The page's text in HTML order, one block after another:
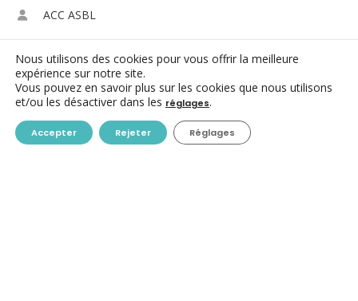
ACC ASBL
Avenue des Arts 7-8
1210 Bruxelles
Nous utilisons des cookies pour vous offrir la meilleure
expérience sur notre site.
Vous pouvez en savoir plus sur les cookies que nous utilisons
et/ou les désactiver dans les réglages.
Accepter Rejeter Réglages